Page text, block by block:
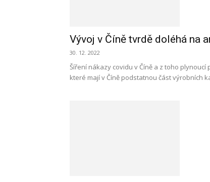
Vývoj v Číně tvrdě doléhá na
30. 12. 2022
Šíření nákazy covidu v Číně a z toho
které mají v Číně podstatnou část výrobních